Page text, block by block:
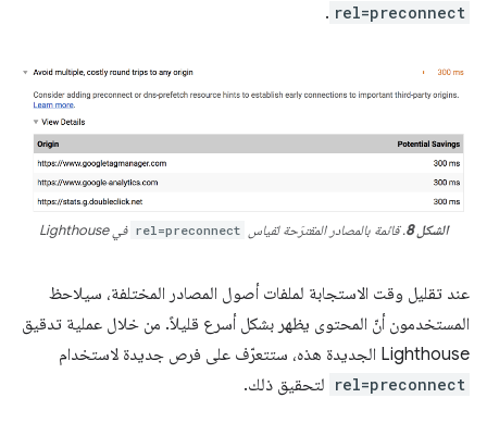
rel=preconnect
.
الشكل 8 . قائمة بالمصادر المقترَحة لقياس rel=preconnect في Lighthouse
عند تقليل وقت الاستجابة لملفات أصول المصادر المختلفة، سيلاحظ
المستخدمون أنّ المحتوى يظهر بشكل أسرع قليلاً. من خلال عملية تدقيق
Lighthouse الجديدة هذه، ستتعرّف على فرص جديدة لاستخدام
rel=preconnect لتحقيق ذلك.